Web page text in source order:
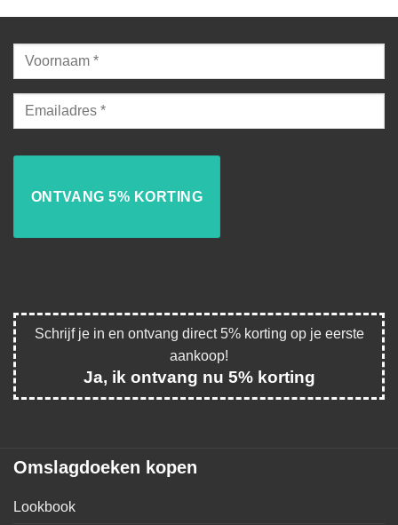
Schrijf je in en ontvang direct 5% korting op je eerste
aankoop!
Ja, ik ontvang nu 5% korting
Omslagdoeken kopen
Lookbook